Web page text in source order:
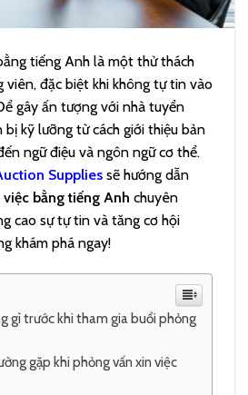
tiếng Anh là một thử thách
viên, đặc biệt khi không tự tin vào
gây ấn tượng với nhà tuyển
bị kỹ lưỡng từ cách giới thiệu bản
ngữ điệu và ngôn ngữ cơ thể.
Supplies sẽ hướng dẫn
bằng tiếng Anh chuyên
cao sự tự tin và tăng cơ hội
khám phá ngay!
gì trước khi tham gia buổi phỏng
gặp khi phỏng vấn xin việc